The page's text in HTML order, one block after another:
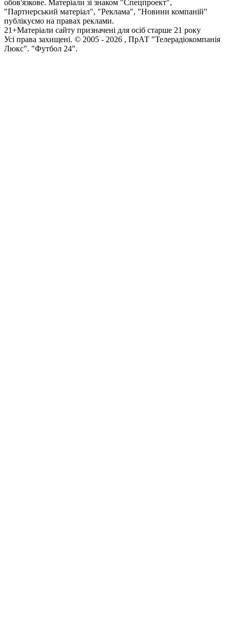
обов'язкове. Матеріали зі знаком "Спецпроект",
"Партнерський матеріал", "Реклама", "Новини компаній"
публікуємо на правах реклами.
21+Матеріали сайту призначені для осіб старше 21 року
Усi права захищенi. © 2005 - 2026 , ПрАТ "Телерадіокомпанія
Люкс". "Футбол 24".